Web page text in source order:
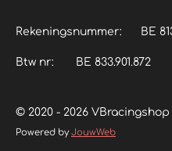
Rekeningsnummer: BE
Btw nr: BE 833.901.872
© 2020 - 2026 VBracingshop
Powered byJouwWeb